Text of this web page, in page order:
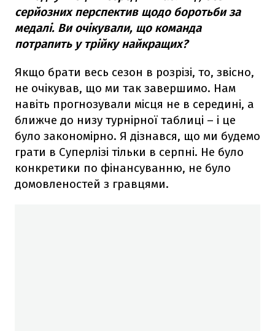
серйозних перспектив щодо боротьби за
медалі. Ви очікували, що команда
потрапить у трійку найкращих?
Якщо брати весь сезон в розрізі, то, звісно,
не очікував, що ми так завершимо. Нам
навіть прогнозували місця не в середині, а
ближче до низу турнірної таблиці – і це
було закономірно. Я дізнався, що ми будемо
грати в Суперлізі тільки в серпні. Не було
конкретики по фінансуванню, не було
домовленостей з гравцями.